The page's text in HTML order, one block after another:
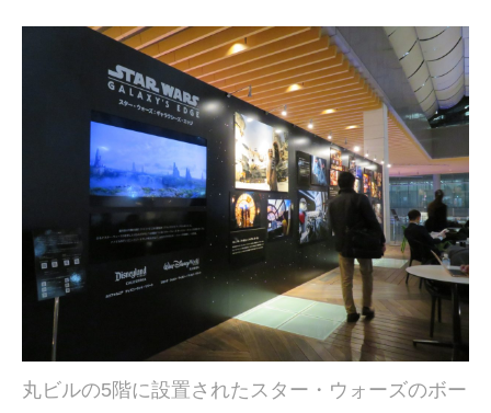
丸ビルの5階に設置されたスター・ウォーズのボー